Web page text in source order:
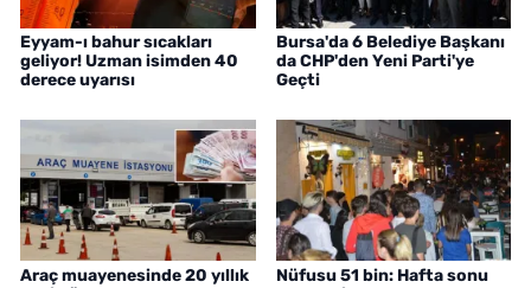
Eyyam-ı bahur sıcakları
geliyor! Uzman isimden 40
derece uyarısı
Bursa'da 6 Belediye Başkanı
da CHP'den Yeni Parti'ye
Geçti
Araç muayenesinde 20 yıllık
Nüfusu 51 bin: Hafta sonu